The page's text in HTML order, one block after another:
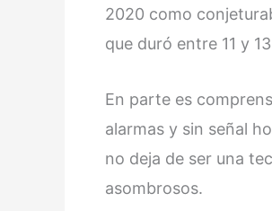
2020 como
que duró entre 11 y
En parte es
alarmas y sin señal
no deja de ser una
asombrosos.